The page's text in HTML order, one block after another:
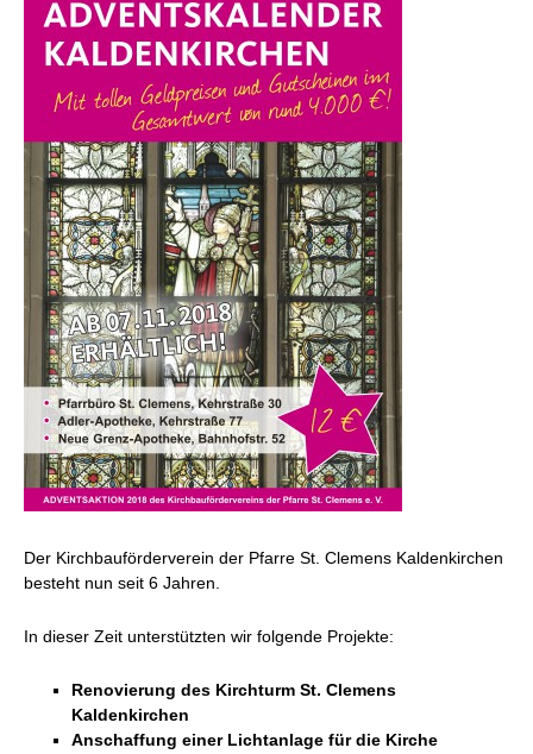
Der Kirchbauförderverein der Pfarre St. Clemens Kaldenkirchen
besteht nun seit 6 Jahren.
In dieser Zeit unterstützten wir folgende Projekte:
Renovierung des Kirchturm St. Clemens
Kaldenkirchen
Anschaffung einer Lichtanlage für die Kirche